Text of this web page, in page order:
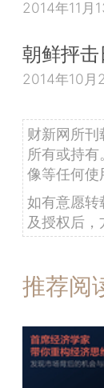
2014年11月
朝鲜抨
2014年10月
财新网所
所有或持
像等任何使
如有意愿转
及授权后，
推荐阅